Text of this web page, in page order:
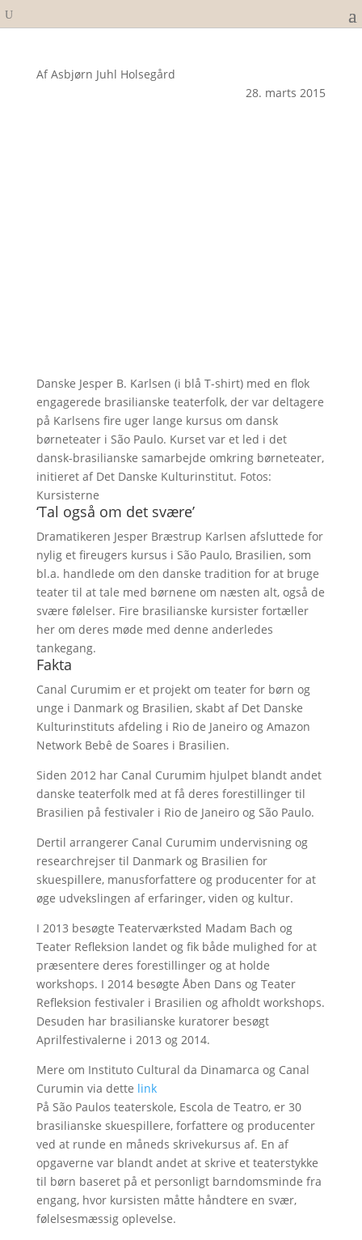
Af Asbjørn Juhl Holsegård
28. marts 2015
Danske Jesper B. Karlsen (i blå T-shirt) med en flok
engagerede brasilianske teaterfolk, der var deltagere
på Karlsens fire uger lange kursus om dansk
børneteater i São Paulo. Kurset var et led i det
dansk-brasilianske samarbejde omkring børneteater,
initieret af Det Danske Kulturinstitut. Fotos:
Kursisterne
‘Tal også om det svære’
Dramatikeren Jesper Bræstrup Karlsen afsluttede for
nylig et fireugers kursus i São Paulo, Brasilien, som
bl.a. handlede om den danske tradition for at bruge
teater til at tale med børnene om næsten alt, også de
svære følelser. Fire brasilianske kursister fortæller
her om deres møde med denne anderledes
tankegang.
Fakta
Canal Curumim er et projekt om teater for børn og
unge i Danmark og Brasilien, skabt af Det Danske
Kulturinstituts afdeling i Rio de Janeiro og Amazon
Network Bebê de Soares i Brasilien.
Siden 2012 har Canal Curumim hjulpet blandt andet
danske teaterfolk med at få deres forestillinger til
Brasilien på festivaler i Rio de Janeiro og São Paulo.
Dertil arrangerer Canal Curumim undervisning og
researchrejser til Danmark og Brasilien for
skuespillere, manusforfattere og producenter for at
øge udvekslingen af erfaringer, viden og kultur.
I 2013 besøgte Teaterværksted Madam Bach og
Teater Refleksion landet og fik både mulighed for at
præsentere deres forestillinger og at holde
workshops. I 2014 besøgte Åben Dans og Teater
Refleksion festivaler i Brasilien og afholdt workshops.
Desuden har brasilianske kuratorer besøgt
Aprilfestivalerne i 2013 og 2014.
Mere om Instituto Cultural da Dinamarca og Canal
Curumin via dette link
På São Paulos teaterskole, Escola de Teatro, er 30
brasilianske skuespillere, forfattere og producenter
ved at runde en måneds skrivekursus af. En af
opgaverne var blandt andet at skrive et teaterstykke
til børn baseret på et personligt barndomsminde fra
engang, hvor kursisten måtte håndtere en svær,
følelsesmæssig oplevelse.